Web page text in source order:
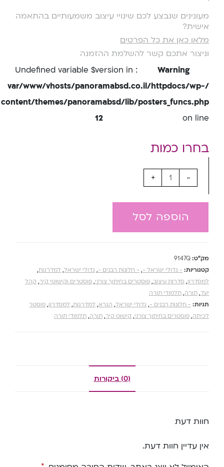
מעונינים שנבצע לכם שינויי עיצוב משמעותיים בהתאמה
אישית?
מלאו כאן את כל הפרטים
וניצור אתכם קשר להשלמת ההזמנה
Warning
: Undefined variable $version in
/var/www/vhosts/panoramabsd.co.il/httpdocs/wp-
content/themes/panoramabsd/lib/posters_funcs.php
on line
12
-
+
הוספה לסל
מק"ט: 9147Q
קטגוריות: - גדולי ישראל -, - חלונות רבנים -, גדולי ישראל, למדרגות,
למסדרון, סדרות עיצוב, פוסטרים בחיתוך צורני, פוסטרים וקישוטי קיר, קהל
יעד, תורה, תלמודי תורה
תגיות: - חלונות רבנים -, גדולי ישראל, הגרא, למדרגות, למסדרון, פוסטר
לכיתה, פוסטרים בחיתוך צורני, קישוט קיר, תורה, תלמודי תורה
(0) ביקורות
חוות דעת
אין עדיין חוות דעת.